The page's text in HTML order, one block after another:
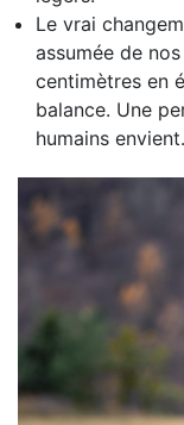
Le vrai
assumée de
centimètres en
balance. Une
humains